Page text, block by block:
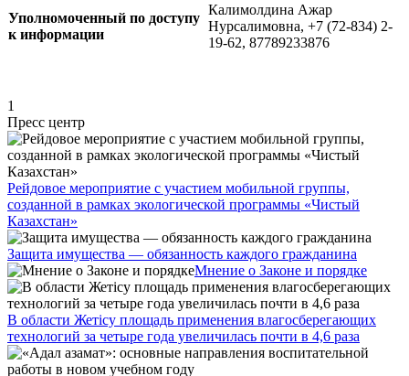
Уполномоченный по доступу
к информации
Калимолдина Ажар
Нурсалимовна, +7 (72-834) 2-
19-62, 87789233876
1
Пресс центр
Рейдовое мероприятие с участием мобильной группы,
созданной в рамках экологической программы «Чистый
Казахстан»
Защита имущества — обязанность каждого гражданина
Мнение о Законе и порядке
В области Жетісу площадь применения влагосберегающих
технологий за четыре года увеличилась почти в 4,6 раза